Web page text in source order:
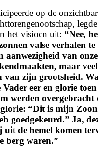
op de
het visioen uit: “Nee,
valse verhalen
aanwezigheid van
maar
van zijn grootsheid.
eer en glorie
werden overgebracht
“Dit is mijn
goedgekeurd.” Ja,
uit de hemel komen
berg waren.”